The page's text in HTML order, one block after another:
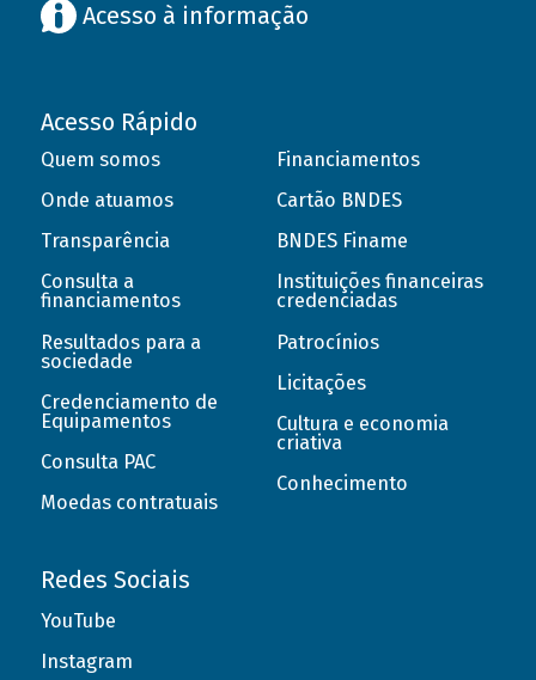
Acesso à informação
Acesso Rápido
Quem somos
Onde atuamos
Transparência
Consulta a
financiamentos
Resultados para a
sociedade
Credenciamento de
Equipamentos
Consulta PAC
Moedas contratuais
Financiamentos
Cartão BNDES
BNDES Finame
Instituições financeiras
credenciadas
Patrocínios
Licitações
Cultura e economia
criativa
Conhecimento
Redes Sociais
YouTube
Instagram